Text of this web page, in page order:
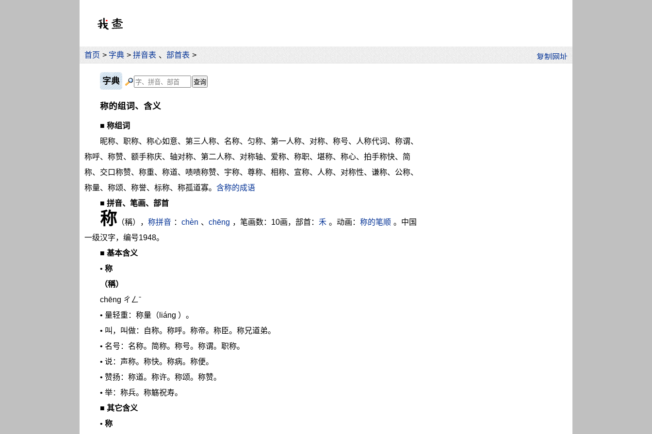
首页 > 字典 > 拼音表 、 部首表 >
字典
称的组词、含义
■ 称组词
昵称、职称、称心如意、第三人称、名称、匀称、第一人称、对称、称号、人称代词、称谓、
称呼、称赞、额手称庆、轴对称、第二人称、对称轴、爱称、称职、堪称、称心、拍手称快、简
称、交口称赞、称重、称道、啧啧称赞、宇称、尊称、相称、宣称、人称、对称性、谦称、公称、
称量、称颂、称誉、标称、称孤道寡。 含称的成语
■ 拼音、笔画、部首
称 （稱）， 称拼音 ： chèn 、 chēng ，笔画数：10画，部首： 禾 。动画： 称的笔顺 。中国
一级汉字，编号1948。
■ 基本含义
• 称
（稱）
chēng ㄔㄥˉ
• 量轻重：称量（liáng ）。
• 叫，叫做：自称。称呼。称帝。称臣。称兄道弟。
• 名号：名称。简称。称号。称谓。职称。
• 说：声称。称快。称病。称便。
• 赞扬：称道。称许。称颂。称赞。
• 举：称兵。称觞祝寿。
■ 其它含义
• 称